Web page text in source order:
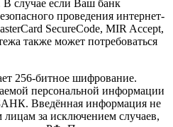
случае если Ваш банк
проведения интернет-
SecureCode, MIR Accept,
также может потребоваться
256-битное шифрование.
персональной информации
Введённая информация не
лицам за исключением случаев,